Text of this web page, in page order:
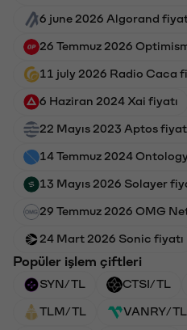
6 june 2026 Algorand
26 Temmuz 2026
11 july 2026 Radio Caca
6 Haziran 2024 Xai fiyatı
22 Mayıs 2023 Aptos
14 Temmuz 2024
13 Mayıs 2026 Solayer
29 Temmuz 2026 OMG
24 Mart 2026 Sonic fiyatı
Popüler işlem çiftleri
SYN/TL CTSI/TL
TLM/TL VANRY/TL